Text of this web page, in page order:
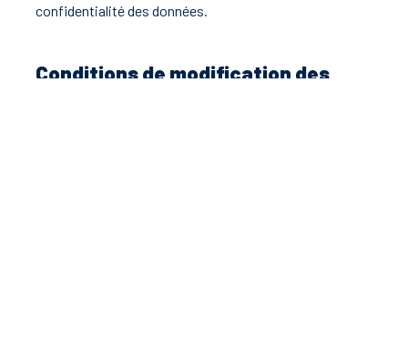
confidentialité des données.
Conditions de modification des